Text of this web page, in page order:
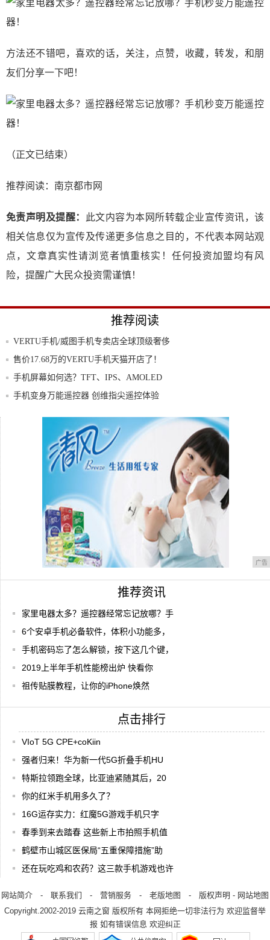
方法还不错吧，喜欢的话，关注，点赞，收藏，转发，和朋
友们分享一下吧！
（正文已结束）
推荐阅读： 南京都市网
免责声明及提醒：
此文内容为本网所转载企业宣传资讯，该
相关信息仅为宣传及传递更多信息之目的，不代表本网站观
点，文章真实性请浏览者慎重核实！任何投资加盟均有风
险，提醒广大民众投资需谨慎！
推荐阅读
VERTU手机/威图手机专卖店全球顶级奢侈
品
售价17.68万的VERTU手机天猫开店了！
手机屏幕如何选？TFT、IPS、AMOLED
手机变身万能遥控器 创维指尖遥控体验
你觉得一加手机怎么样
广告
推荐资讯
家里电器太多？遥控器经常忘记放哪？手
6个安卓手机必备软件，体积小功能多，
手机密码忘了怎么解锁，按下这几个键，
2019上半年手机性能榜出炉 快看你
祖传贴膜教程，让你的iPhone焕然
点击排行
VIoT 5G CPE+coKiin
强者归来！华为新一代5G折叠手机HU
特斯拉领跑全球，比亚迪紧随其后，20
你的红米手机用多久了？
16G运存实力：红魔5G游戏手机只字
春季到来去踏春 这些新上市拍照手机值
鹤壁市山城区医保局“五重保障措施”助
还在玩吃鸡和农药？这三款手机游戏也许
网站简介 - 联系我们 - 营销服务 - 老版地图 - 版权声明 - 网站地图
Copyright.2002-2019 云南之窗 版权所有 本网拒绝一切非法行为 欢迎监督举
报 如有错误信息 欢迎纠正